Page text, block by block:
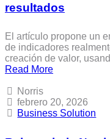
resultados
El artículo propone un
de indicadores
creación de valor,
Read More
Norris
febrero 20, 2026
Business Solution